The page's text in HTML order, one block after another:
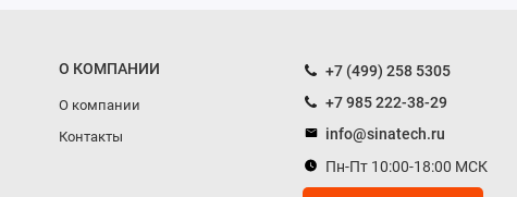
О КОМПАНИИ
О компании
Контакты
+7 (499) 258 5305
+7 985 222-38-29
info@sinatech.ru
Пн-Пт 10:00-18:00 МСК